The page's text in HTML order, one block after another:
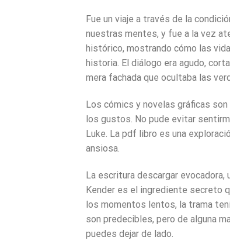
Fue un viaje a través de la
nuestras mentes, y fue a la vez
histórico, mostrando cómo las
historia. El diálogo era agudo,
mera fachada que ocultaba las
Los cómics y novelas gráficas
los gustos. No pude evitar
Luke. La pdf libro es una
ansiosa.
La escritura descargar
Kender es el ingrediente secreto
los momentos lentos, la trama
son predecibles, pero de alguna
puedes dejar de lado.